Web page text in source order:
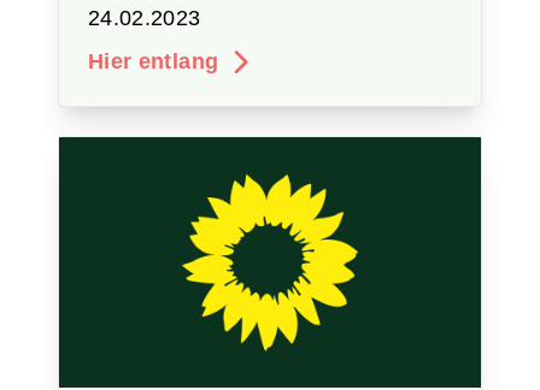
24.02.2023
Hier entlang